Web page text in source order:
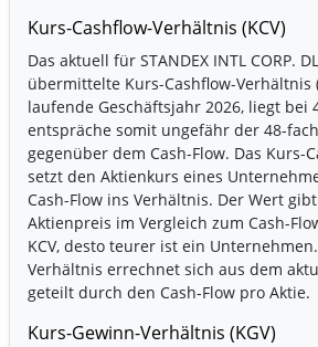
Kurs-Cashflow-Verhältnis (KCV)
Das aktuell für STANDEX INTL CORP.
übermittelte Kurs-Cashflow-Verhältnis
laufende Geschäftsjahr 2026, liegt bei
entspräche somit ungefähr der 48-
gegenüber dem Cash-Flow. Das Kurs-
setzt den Aktienkurs eines
Cash-Flow ins Verhältnis. Der Wert
Aktienpreis im Vergleich zum Cash-
KCV, desto teurer ist ein
Verhältnis errechnet sich aus dem
geteilt durch den Cash-Flow pro Aktie.
Kurs-Gewinn-Verhältnis (KGV)